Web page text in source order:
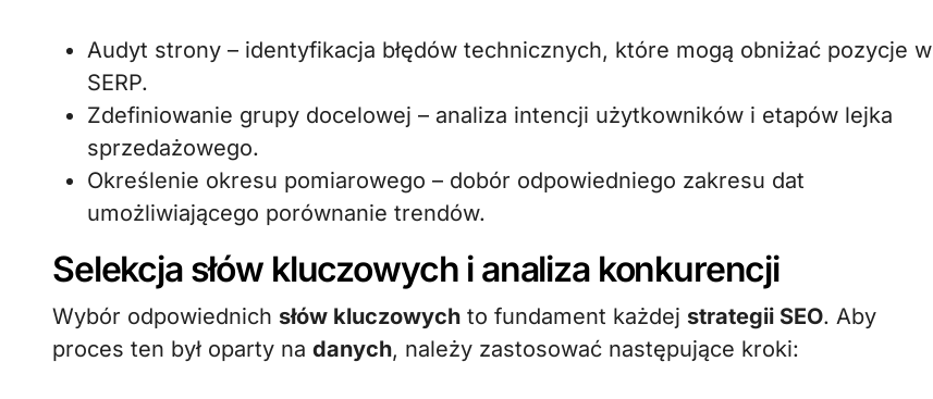
Audyt strony – identyfikacja błędów technicznych, które mogą obniżać pozycje w
SERP.
Zdefiniowanie grupy docelowej – analiza intencji użytkowników i etapów lejka
sprzedażowego.
Określenie okresu pomiarowego – dobór odpowiedniego zakresu dat
umożliwiającego porównanie trendów.
Selekcja słów kluczowych i analiza konkurencji
Wybór odpowiednich słów kluczowych to fundament każdej strategii SEO. Aby
proces ten był oparty na danych, należy zastosować następujące kroki: